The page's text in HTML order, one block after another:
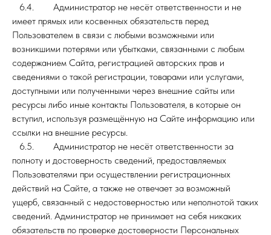
6.4. Администратор не несёт ответственности и не
имеет прямых или косвенных обязательств перед
Пользователем в связи с любыми возможными или
возникшими потерями или убытками, связанными с любым
содержанием Сайта, регистрацией авторских прав и
сведениями о такой регистрации, товарами или услугами,
доступными или полученными через внешние сайты или
ресурсы либо иные контакты Пользователя, в которые он
вступил, используя размещённую на Сайте информацию или
ссылки на внешние ресурсы.
6.5. Администратор не несёт ответственности за
полноту и достоверность сведений, предоставляемых
Пользователями при осуществлении регистрационных
действий на Сайте, а также не отвечает за возможный
ущерб, связанный с недостоверностью или неполнотой таких
сведений. Администратор не принимает на себя никаких
обязательств по проверке достоверности Персональных